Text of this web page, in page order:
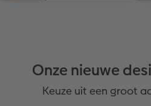
Onze nieuwe
Keuze uit een groot